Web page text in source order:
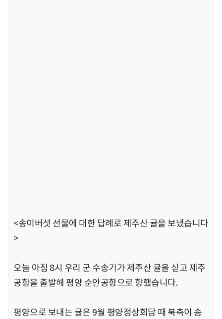
<송이버섯 선물에 대한 답례로 제주산 귤을 보냈습니다
>
오늘 아침 8시 우리 군 수송기가 제주산 귤을 싣고 제주
공항을 출발해 평양 순안공항으로 향했습니다.
평양으로 보내는 귤은 9월 평양정상회담 때 북측이 송